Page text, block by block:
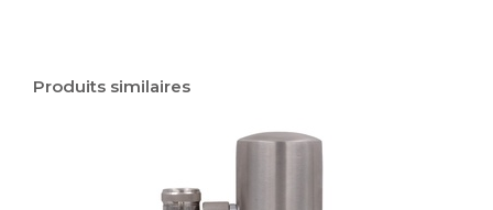
Produits similaires